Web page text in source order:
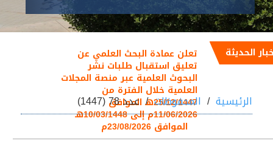
الحديثة تعلن عمادة البحث العلمي عن
تعليق استقبال طلبات نشر
البحوث العلمية عبر منصة المجلات
العلمية خلال الفترة من
25/12/1447هـ الموافق
11/06/2026م إلى 10/03/1448هـ
الموافق 23/08/2026م
الرئيسية المحفوظات عدد 78 (1447)